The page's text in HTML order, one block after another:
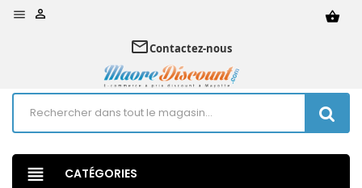
 shopping_basket

mail_outlineContactez-nous
view_headline CATÉGORIES